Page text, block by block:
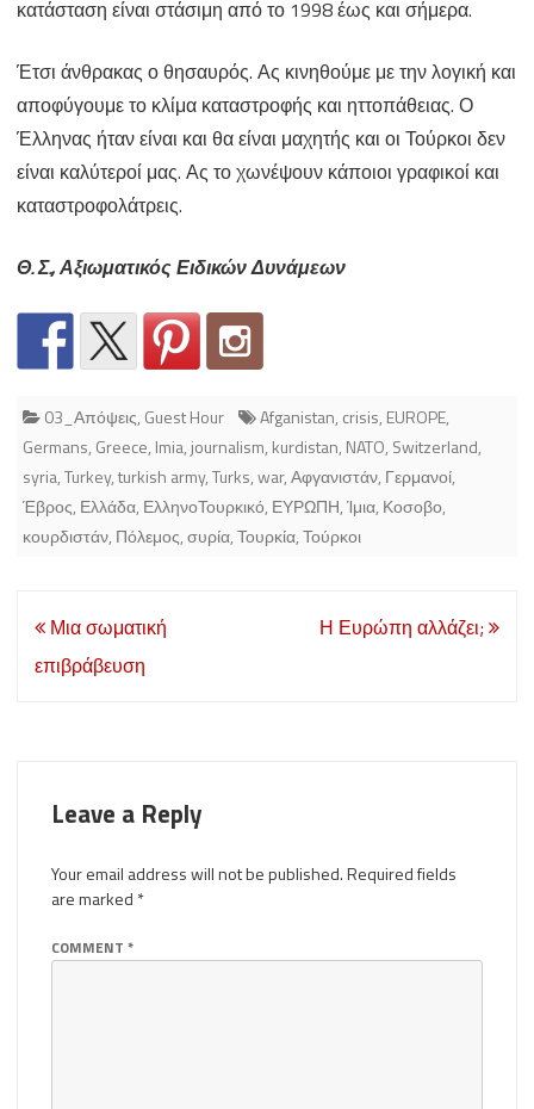
κατάσταση είναι στάσιμη από το 1998 έως και σήμερα.
Έτσι άνθρακας ο θησαυρός. Ας κινηθούμε με την λογική και
αποφύγουμε το κλίμα καταστροφής και ηττοπάθειας. Ο
Έλληνας ήταν είναι και θα είναι μαχητής και οι Τούρκοι δεν
είναι καλύτεροί μας. Ας το χωνέψουν κάποιοι γραφικοί και
καταστροφολάτρεις.
Θ. Σ., Αξιωματικός Ειδικών Δυνάμεων
03_Απόψεις, Guest Hour Afganistan, crisis, EUROPE,
Germans, Greece, Imia, journalism, kurdistan, NATO, Switzerland,
syria,Turkey,turkish army,Turks,war,Αφγανιστάν, Γερμανοί,
Έβρος, Ελλάδα, ΕλληνοΤουρκικό, ΕΥΡΩΠΗ,Ίμια, Κοσοβο,
κουρδιστάν, Πόλεμος,συρία,Τουρκία,Τούρκοι
Post
navigation
Μια σωματική
επιβράβευση
Η Ευρώπη αλλάζει;
Leave a Reply
Your email address will not be published.Required fields
are marked *
COMMENT *